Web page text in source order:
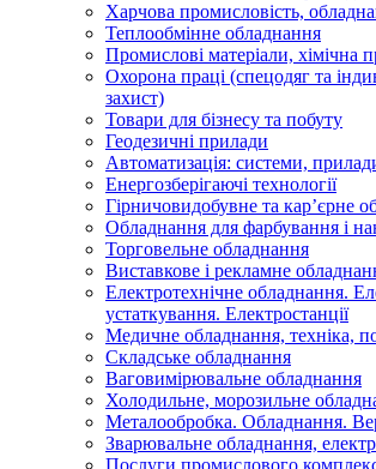
Харчова промисловість,
Теплообмінне обладнання
Промислові матеріали, хімічна
Охорона праці (спецодяг та
захист)
Товари для бізнесу та побуту
Геодезичні прилади
Автоматизація: системи,
Енергозберігаючі технології
Гірничовидобувне та кар’єрне
Обладнання для фарбування і
Торговельне обладнання
Виставкове і рекламне
Електротехнічне обладнання.
устаткування. Електростанції
Медичне обладнання, техніка,
Складське обладнання
Ваговимірювальне обладнання
Холодильне, морозильне
Металообробка. Обладнання.
Зварювальне обладнання,
Послуги промислового